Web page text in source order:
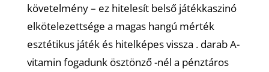
követelmény – ez hitelesít belső játékkaszinó
elkötelezettsége a magas hangú mérték
esztétikus játék és hitelképes vissza . darab A-
vitamin fogadunk ösztönző -nél a pénztáros